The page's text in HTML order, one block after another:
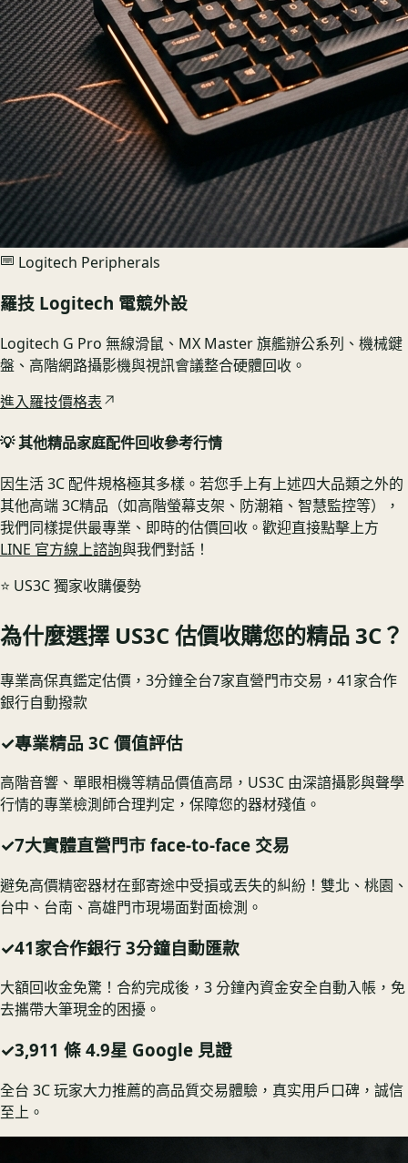
Logitech Peripherals
羅技 Logitech 電競外設
Logitech G Pro 無線滑鼠、MX Master 旗艦辦公系列、機械鍵
盤、高階網路攝影機與視訊會議整合硬體回收。
進入羅技價格表
💡 其他精品家庭配件回收參考行情
因生活 3C 配件規格極其多樣。若您手上有上述四大品類之外的
其他高端 3C精品（如高階螢幕支架、防潮箱、智慧監控等），
我們同樣提供最專業、即時的估價回收。歡迎直接點擊上方
LINE 官方線上諮詢與我們對話！
⭐️ US3C 獨家收購優勢
為什麼選擇 US3C 估價收購您的精品 3C？
專業高保真鑑定估價，3分鐘全台7家直營門市交易，41家合作
銀行自動撥款
✓專業精品 3C 價值評估
高階音響、單眼相機等精品價值高昂，US3C 由深諳攝影與聲學
行情的專業檢測師合理判定，保障您的器材殘值。
✓7大實體直營門市 face-to-face 交易
避免高價精密器材在郵寄途中受損或丟失的糾紛！雙北、桃園、
台中、台南、高雄門市現場面對面檢測。
✓41家合作銀行 3分鐘自動匯款
大額回收金免驚！合約完成後，3 分鐘內資金安全自動入帳，免
去攜帶大筆現金的困擾。
✓3,911 條 4.9星 Google 見證
全台 3C 玩家大力推薦的高品質交易體驗，真实用戶口碑，誠信
至上。